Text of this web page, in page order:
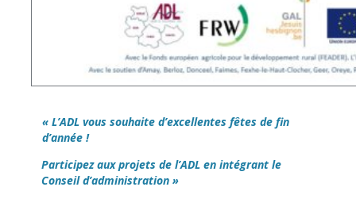
« L’ADL vous souhaite d’excellentes fêtes de fin
d’année !
Participez aux projets de l’ADL en intégrant le
Conseil d’administration »